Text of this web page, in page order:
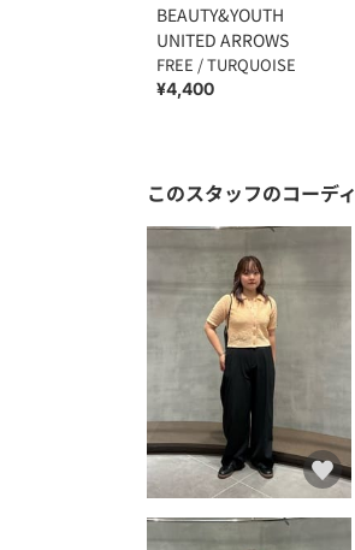
BEAUTY&YOUTH
UNITED ARROWS
FREE / TURQUOISE
¥4,400
このスタッフのコーデ